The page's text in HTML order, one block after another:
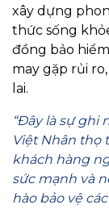
xây dựng
thức sống
đồng bảo
may gặp rủi
lai.
“Đây là sự ghi
Việt Nhân thọ
khách hàng
sức mạnh và
hào bảo vệ